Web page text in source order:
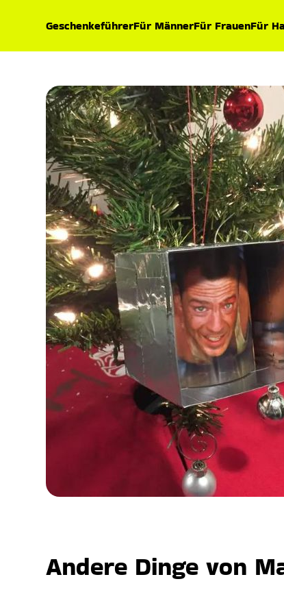
GeschenkeführerFür MännerFür FrauenFür
Andere Dinge von